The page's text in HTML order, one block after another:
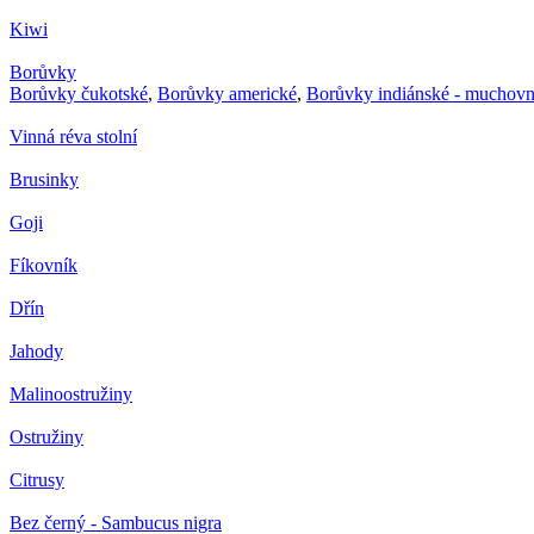
Kiwi
Borůvky
Borůvky čukotské, Borůvky americké, Borůvky indiánské -
Vinná réva stolní
Brusinky
Goji
Fíkovník
Dřín
Jahody
Malinoostružiny
Ostružiny
Citrusy
Bez černý - Sambucus nigra